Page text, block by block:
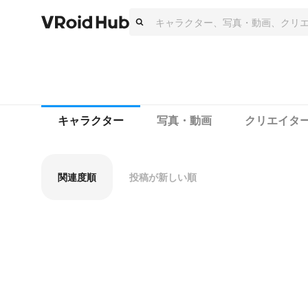
キャラクター 写真・動画 クリエイタ
関連度順 投稿が新しい順